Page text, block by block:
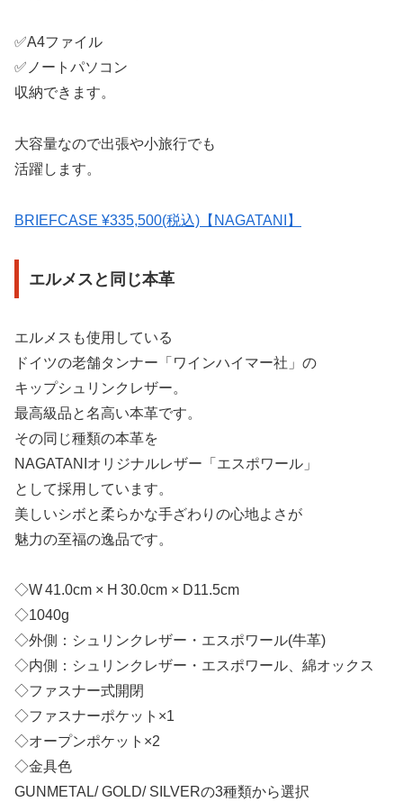
✅A4ファイル
✅ノートパソコン
収納できます。
大容量なので出張や小旅行でも
活躍します。
BRIEFCASE ¥335,500(税込)【NAGATANI】
エルメスと同じ本革
エルメスも使用している
ドイツの老舗タンナー「ワインハイマー社」の
キップシュリンクレザー。
最高級品と名高い本革です。
その同じ種類の本革を
NAGATANIオリジナルレザー「エスポワール」
として採用しています。
美しいシボと柔らかな手ざわりの心地よさが
魅力の至福の逸品です。
◇W 41.0cm × H 30.0cm × D11.5cm
◇1040g
◇外側：シュリンクレザー・エスポワール(牛革)
◇内側：シュリンクレザー・エスポワール、綿オックス
◇ファスナー式開閉
◇ファスナーポケット×1
◇オープンポケット×2
◇金具色
GUNMETAL/ GOLD/ SILVERの3種類から選択